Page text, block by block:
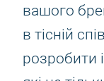
вашого
в тісній
розробити